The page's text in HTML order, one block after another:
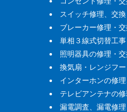
スイッチ修理、交換
ブレーカー修理・
単相３線式切替工事
照明器具の修理・
換気扇・レンジフ
インターホンの修
テレビアンテナの
漏電調査、漏電修理